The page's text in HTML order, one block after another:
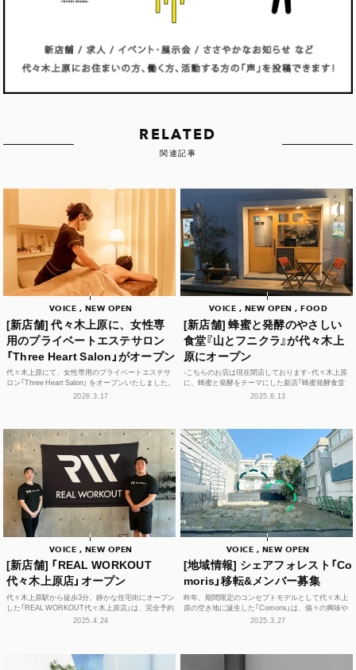
RELATED
関連記事
VOICE , NEW OPEN
[新店舗] 代々木上原に、女性専
用のプライベートエステサロン
「Three Heart Salon」がオープン
代々木上原にて、女性専用のプライベートエステサ
ロン「Three Heart Salon」 をオープンいたしました。
お一人おひとりのお身体の状態に合わせ...
2026.3.17
VOICE , NEW OPEN , FOOD
[新店舗] 蜂蜜と発酵のやさしい
食堂『山とフニクラ』が代々木上
原にオープン
-こちらのお店は現在閉店しております- 代々木上原
に、蜂蜜と発酵をテーマにした新店「蜂蜜発酵食堂
『山とフニクラ』」がオープンしました。地元のイタリ
2025.6.13
VOICE , NEW OPEN
[新店舗] 「REAL WORKOUT
代々木上原店」オープン
代々木上原駅から徒歩3分。静かな住宅街にオープン
した「REAL WORKOUT代々木上原店」は、完全予約
制・マンツーマン指導のプライベートジムです。
2025.4.24
VOICE , NEW OPEN
[地域情報] シェアフォレスト「Co
moris」移転&メンバー募集
昨年、期間限定のコンセプトモデルとして代々木上
原の空き地に誕生した「Comoris」は、個々の興味や
学びを深める場としても、近隣の人々が気軽に立ち
2025.3.27